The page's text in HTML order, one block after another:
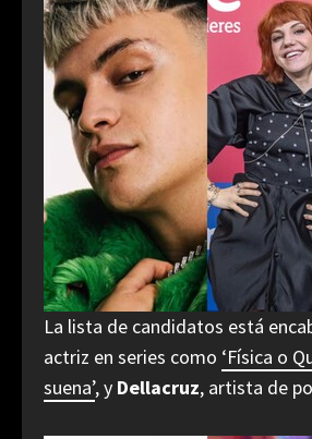
La lista de candidatos está
actriz en series como ‘Física o
suena’, y Dellacruz, artista de